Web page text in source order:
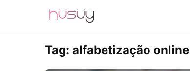
Tag: alfabetização online